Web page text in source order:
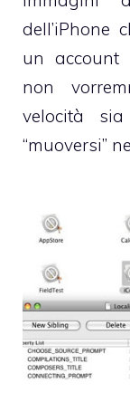
dell’iPhone
un account
non
velocità
“muoversi”